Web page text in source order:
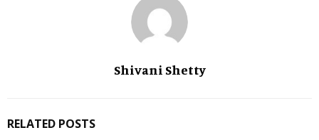
Shivani Shetty
RELATED POSTS